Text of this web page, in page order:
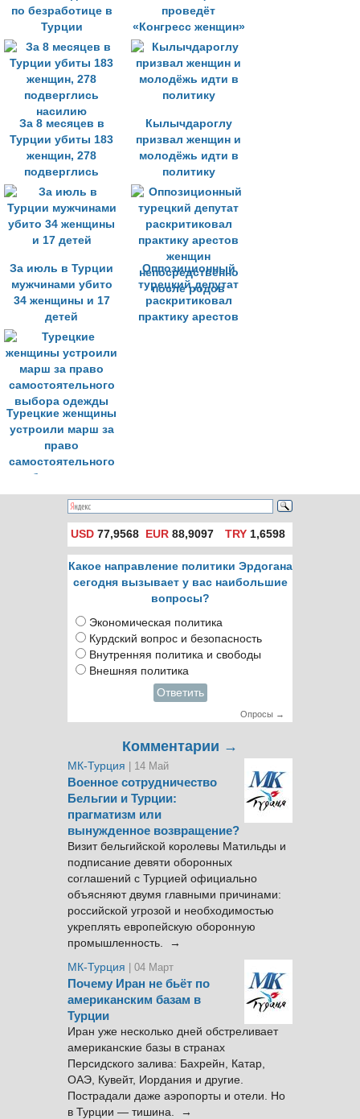
по безработице в
Турции
проведёт
«Конгресс женщин»
За 8 месяцев в
Турции убиты 183
женщин, 278
подверглись
насилию
Кылычдароглу
призвал женщин и
молодёжь идти в
политику
За июль в Турции
мужчинами убито
34 женщины и 17
детей
Оппозиционный
турецкий депутат
раскритиковал
практику арестов
Турецкие женщины
устроили марш за
право
самостоятельного
выбора одежды
USD 77,9568 EUR 88,9097 TRY1,6598
Какое направление политики Эрдогана
сегодня вызывает у вас наибольшие
вопросы?
Экономическая политика
Курдский вопрос и безопасность
Внутренняя политика и свободы
Внешняя политика
Ответить
Опросы →
Комментарии →
МК-Турция | 14 Май
Военное сотрудничество
Бельгии и Турции:
прагматизм или
вынужденное возвращение?
Визит бельгийской королевы Матильды и
подписание девяти оборонных
соглашений с Турцией официально
объясняют двумя главными причинами:
российской угрозой и необходимостью
укреплять европейскую оборонную
промышленность. →
МК-Турция
| 04 Март
Почему Иран не бьёт по
американским базам в
Турции
Иран уже несколько дней обстреливает
американские базы в странах
Персидского залива: Бахрейн, Катар,
ОАЭ, Кувейт, Иордания и другие.
Пострадали даже аэропорты и отели. Но
в Турции — тишина. →